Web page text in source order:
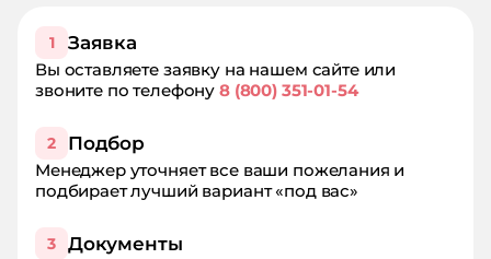
1 Заявка
Вы оставляете заявку на нашем сайте или
звоните по телефону8 (800) 351-01-54
2 Подбор
Менеджер уточняет все ваши пожелания и
подбирает лучший вариант «под вас»
3 Документы